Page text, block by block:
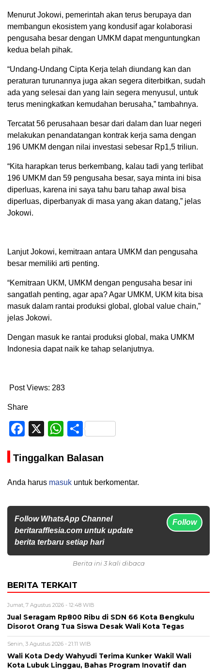
Menurut Jokowi, pemerintah akan terus berupaya dan
membangun ekosistem yang kondusif agar kolaborasi
pengusaha besar dengan UMKM dapat menguntungkan
kedua belah pihak.
“Undang-Undang Cipta Kerja telah diundang kan dan
peraturan turunannya juga akan segera diterbitkan, sudah
ada yang selesai dan yang lain segera menyusul, untuk
terus meningkatkan kemudahan berusaha,” tambahnya.
Tercatat 56 perusahaan besar dari dalam dan luar negeri
melakukan penandatangan kontrak kerja sama dengan
196 UMKM dengan nilai investasi sebesar Rp1,5 triliun.
“Kita harapkan terus berkembang, kalau tadi yang terlibat
196 UMKM dan 59 pengusaha besar, saya minta ini bisa
diperluas, karena ini saya tahu baru tahap awal bisa
diperluas, diperbanyak di masa yang akan datang,” jelas
Jokowi.
Lanjut Jokowi, kemitraan antara UMKM dan pengusaha
besar memiliki arti penting.
“Kemitraan UKM, UMKM dengan pengusaha besar ini
sangatlah penting, agar apa? Agar UMKM, UKM kita bisa
masuk dalam rantai produksi global, global value chain,”
jelas Jokowi.
Dengan masuk ke rantai produksi global, maka UMKM
Indonesia dapat naik ke tahap selanjutnya.
Post Views: 283
Share
Facebook
X WhatsApp
Share
Tinggalkan Balasan
Anda harus masuk untuk berkomentar.
Follow WhatsApp Channel
beritarafflesia.com untuk update
berita terbaru setiap hari
Follow
Berita ini 3 kali dibaca
BERITA TERKAIT
Jumat, 7 Agustus 2026 - 12:48 WIB
Jual Seragam Rp800 Ribu di SDN 66 Kota Bengkulu
Disorot Orang Tua Siswa Desak Wali Kota Tegas
Senin, 3 Agustus 2026 - 21:11 WIB
Wali Kota Dedy Wahyudi Terima Kunker Wakil Wali
Kota Lubuk Linggau, Bahas Program Inovatif dan